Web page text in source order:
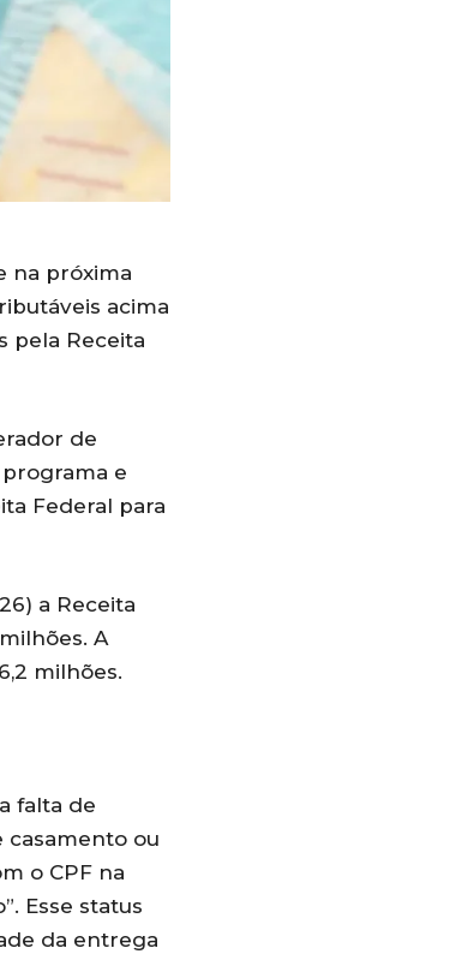
na próxima
acima
pela Receita
de
programa e
Federal para
a Receita
A
milhões.
falta de
casamento ou
o CPF na
Esse status
da entrega